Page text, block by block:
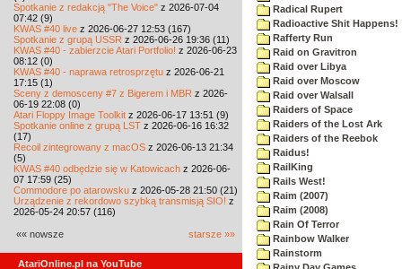
Spotkanie z redakcją "The Voice" z 2026-07-04
07:42 (9)
KWAS #40 live z 2026-06-27 12:53 (167)
Spotkanie z grupą USSR z 2026-06-26 19:36 (11)
KWAS #40 - zabierzcie Atari Portfolio! z 2026-06-23
08:12 (0)
KWAS #40 - naprawa retrosprzętu z 2026-06-21
17:15 (1)
Sceny z demosceny #7 z Bigerem i MBR z 2026-
06-19 22:08 (0)
Atari Floppy Image Toolkit z 2026-06-17 13:51 (9)
Spotkanie online z grupą LST z 2026-06-16 16:32
(17)
Recoil zintegrowany z macOS z 2026-06-13 21:34
(5)
KWAS #40 odbędzie się w Katowicach z 2026-06-
07 17:59 (25)
Commodore po atarowsku z 2026-05-28 21:50 (21)
Urządzenie z rekordowo szybką transmisją SIO! z
2026-05-24 20:57 (116)
«« nowsze starsze »»
AtariOnline.pl na YouTube
Radical Rupert
Radioactive Shit Happens!
Rafferty Run
Raid on Gravitron
Raid over Libya
Raid over Moscow
Raid over Walsall
Raiders of Space
Raiders of the Lost Ark
Raiders of the Reebok
Raidus!
RailKing
Rails West!
Raim (2007)
Raim (2008)
Rain Of Terror
Rainbow Walker
Rainstorm